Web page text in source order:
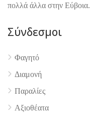
πολλά άλλα στην Εύβοια.
Σύνδεσμοι
Φαγητό
Διαμονή
Παραλίες
Αξιοθέατα